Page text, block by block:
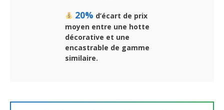
20% d’écart de prix
moyen entre une hotte
décorative et une
encastrable de gamme
similaire.